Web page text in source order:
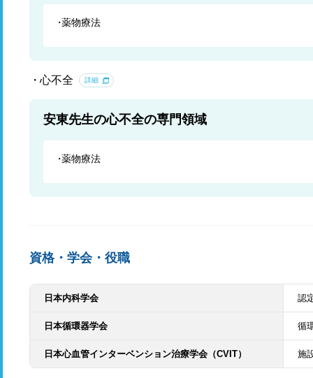
薬物療法
心不全 詳細
安東先生の心不全の専門領域
薬物療法
資格・学会・役職
日本内科学会 認
日本循環器学会 循
日本心血管インターベンション治療学会（CVIT） 施